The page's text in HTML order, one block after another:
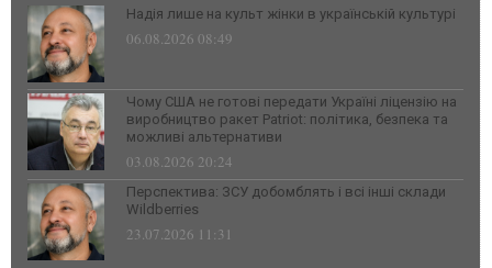
Надія лише на культ жінки в українській культурі
06.08.2026 08:49
Чому США не готові передати Україні ліцензію на
виробництво ракет Patriot: політика, безпека та
можливі альтернативи
03.08.2026 20:24
Перспектива: ЗСУ добомблять і всі інші склади
Wildberries
23.07.2026 11:31